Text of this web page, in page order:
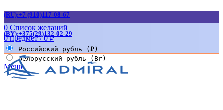
(RU):+7 (910)117-08-67
(BY):+375(29)132-02-29
0 Список желаний
0предмет / 0₽
Российский рубль (₽)
Белорусский рубль (Br)
Меню